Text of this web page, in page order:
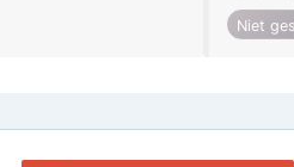
Niet